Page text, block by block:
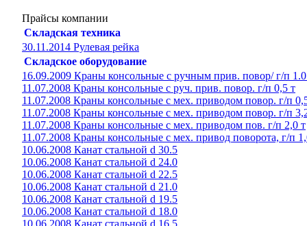
Прайсы компании
Складская техника
30.11.2014 Рулевая рейка
Складское оборудование
16.09.2009 Краны консольные с ручным прив. повор/ г/п
11.07.2008 Краны консольные с руч. прив. повор. г/п 0,5 т
11.07.2008 Краны консольные с мех. приводом повор. г/п
11.07.2008 Краны консольные с мех. приводом повор. г/п
11.07.2008 Краны консольные с мех. приводом пов. г/п 2,0 т
11.07.2008 Краны консольные с мех. привод поворота, г/п
10.06.2008 Канат стальной d 30.5
10.06.2008 Канат стальной d 24.0
10.06.2008 Канат стальной d 22.5
10.06.2008 Канат стальной d 21.0
10.06.2008 Канат стальной d 19.5
10.06.2008 Канат стальной d 18.0
10.06.2008 Канат стальной d 16.5